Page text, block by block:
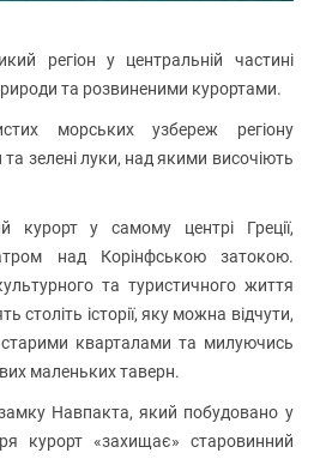
регіон у центральній частині
та розвиненими курортами.
морських узбереж регіону
та зелені луки, над якими височіють
курорт у самому центрі Греції,
над Корінфською затокою.
та туристичного життя
століть історії, яку можна відчути,
кварталами та милуючись
маленьких таверн.
Навпакта, який побудовано у
курорт «захищає» старовинний